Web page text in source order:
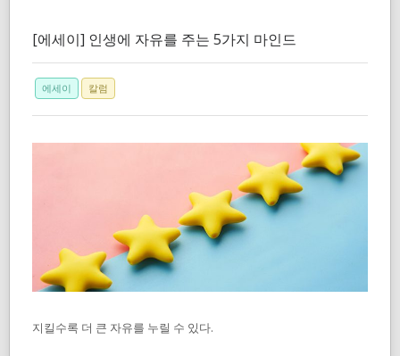
[에세이] 인생에 자유를 주는 5가지 마인드
에세이 칼럼
지킬수록 더 큰 자유를 누릴 수 있다.